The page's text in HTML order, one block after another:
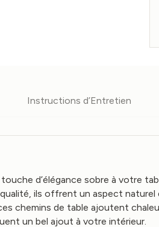
Instructions d’Entretien
d’élégance sobre à votre
ils offrent un aspect
chemins de table ajoutent
un bel ajout à votre intérieur.